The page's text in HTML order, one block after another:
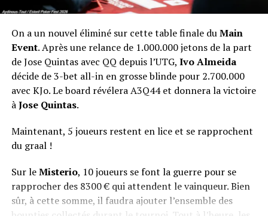
On a un nouvel éliminé sur cette table finale duMain
Event. Après une relance de 1.000.000 jetons de la part
de Jose Quintas avec QQ depuis l’UTG, Ivo Almeida
décide de 3-bet all-in en grosse blinde pour 2.700.000
avec KJo. Le board révélera A3Q44 et donnera la victoire
àJose Quintas.
Maintenant, 5 joueurs restent en lice et se rapprochent
du graal !
Sur leMisterio, 10 joueurs se font la guerre pour se
rapprocher des 8300 € qui attendent le vainqueur. Bien
sûr, à cette somme, il faudra ajouter l’ensemble des